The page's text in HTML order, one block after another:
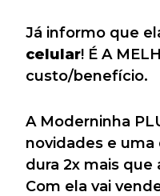
Já informo que
celular! É A
custo/benefício.
A Moderninha
novidades e uma
dura 2x mais que
Com ela vai